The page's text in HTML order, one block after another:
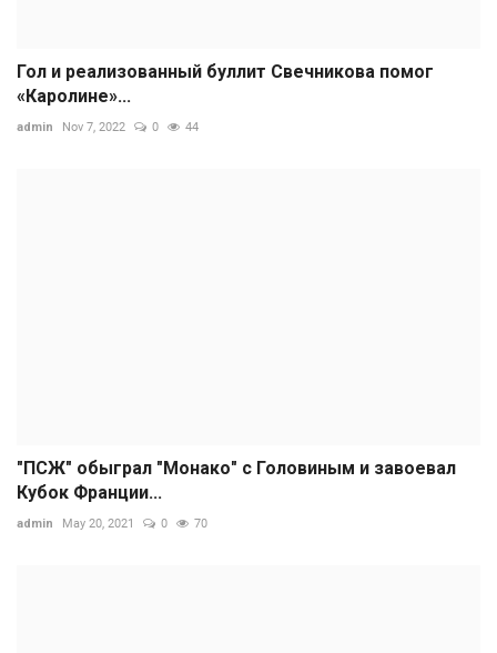
Гол и реализованный буллит Свечникова помог
«Каролине»...
admin Nov 7, 2022 0 44
"ПСЖ" обыграл "Монако" с Головиным и завоевал
Кубок Франции...
admin May 20, 2021 0 70